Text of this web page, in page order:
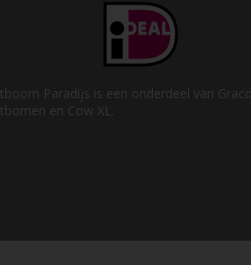
Paradijs is een onderdeel van Graco
en Cow XL.